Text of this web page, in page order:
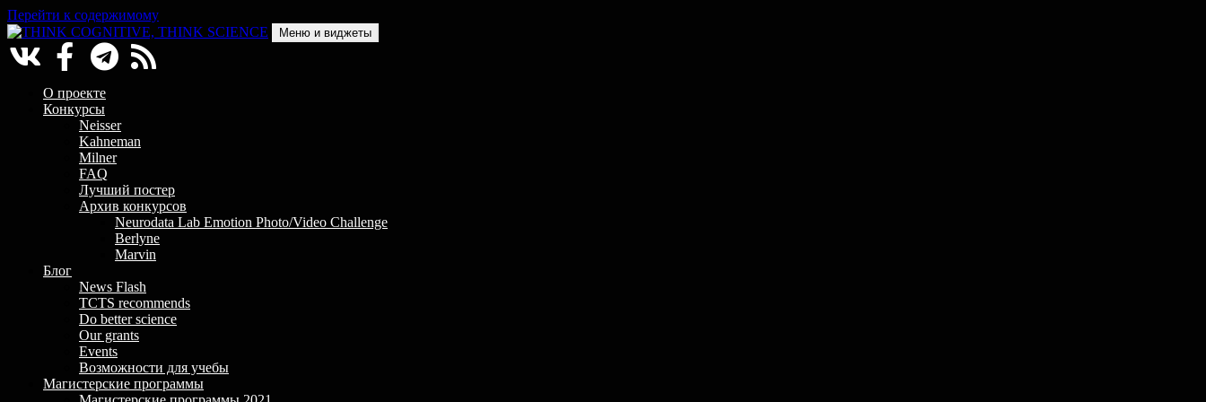
Перейти к содержимому
THINK COGNITIVE, THINK SCIENCE
Научно-образовательный проект в сфере когнитивной науки
Меню и виджеты
О проекте
Конкурсы
Neisser
Kahneman
Milner
FAQ
Лучший постер
Архив конкурсов
Neurodata Lab Emotion Photo/Video Challenge
Berlyne
Marvin
Блог
News Flash
TCTS recommends
Do better science
Our grants
Events
Возможности для учебы
Магистерские программы